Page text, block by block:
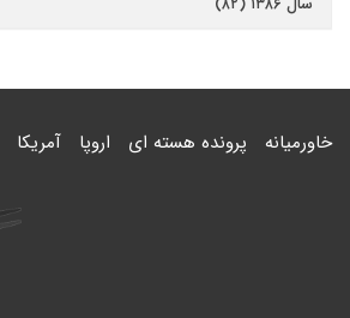
خاورمیانه پرونده هسته ای اروپا آمریکا